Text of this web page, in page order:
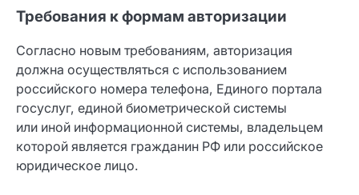
Требования к формам авторизации
Согласно новым требованиям, авторизация
должна осуществляться с использованием
российского номера телефона, Единого портала
госуслуг, единой биометрической системы
или иной информационной системы, владельцем
которой является гражданин РФ или российское
юридическое лицо.